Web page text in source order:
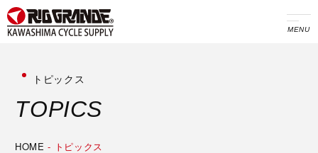
MENU
トピックス
TOPICS
HOME - トピックス